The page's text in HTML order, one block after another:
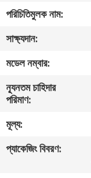
সম্পর্কে
কারখানা
মান
পরিচিতিমুলক নাম:
সাক্ষ্যদান:
মডেল নম্বার:
ন্যূনতম চাহিদার
পরিমাণ:
মূল্য:
প্যাকেজিং বিবরণ: